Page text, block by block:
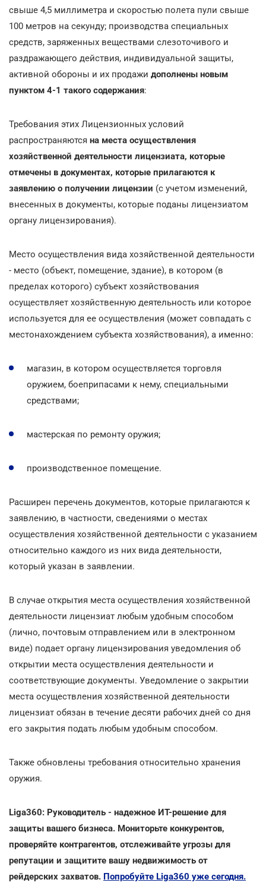
свыше 4,5 миллиметра и скоростью полета пули свыше
100 метров на секунду; производства специальных
средств, заряженных веществами слезоточивого и
раздражающего действия, индивидуальной защиты,
активной обороны и их продажи дополнены новым
пунктом 4-1 такого содержания:
Требования этих Лицензионных условий
распространяются на места осуществления
хозяйственной деятельности лицензиата, которые
отмечены в документах, которые прилагаются к
заявлению о получении лицензии (с учетом изменений,
внесенных в документы, которые поданы лицензиатом
органу лицензирования).
Место осуществления вида хозяйственной деятельности
- место (объект, помещение, здание), в котором (в
пределах которого) субъект хозяйствования
осуществляет хозяйственную деятельность или которое
используется для ее осуществления (может совпадать с
местонахождением субъекта хозяйствования), а именно:
магазин, в котором осуществляется торговля
оружием, боеприпасами к нему, специальными
средствами;
мастерская по ремонту оружия;
производственное помещение.
Расширен перечень документов, которые прилагаются к
заявлению, в частности, сведениями о местах
осуществления хозяйственной деятельности с указанием
относительно каждого из них вида деятельности,
который указан в заявлении.
В случае открытия места осуществления хозяйственной
деятельности лицензиат любым удобным способом
(лично, почтовым отправлением или в электронном
виде) подает органу лицензирования уведомления об
открытии места осуществления деятельности и
соответствующие документы. Уведомление о закрытии
места осуществления хозяйственной деятельности
лицензиат обязан в течение десяти рабочих дней со дня
его закрытия подать любым удобным способом.
Также обновлены требования относительно хранения
оружия.
Liga360: Руководитель - надежное ИТ-решение для
защиты вашего бизнеса. Мониторьте конкурентов,
проверяйте контрагентов, отслеживайте угрозы для
репутации и защитите вашу недвижимость от
рейдерских захватов. Попробуйте Liga360 уже сегодня.